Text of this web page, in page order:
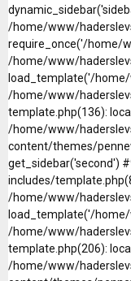
/home/www/
require_once('/home/
/home/www/
load_template('/
/home/www/
template.php(136):
/home/www/
content/themes/
get_sidebar('second')
includes/
/home/www/
load_template('/
/home/www/
template.php(206):
/home/www/